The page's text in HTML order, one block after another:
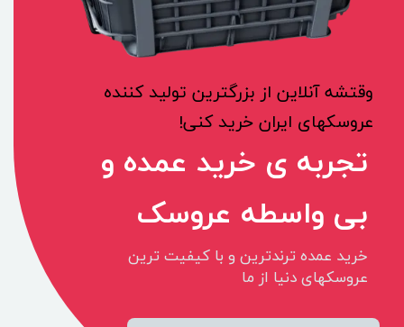
وقتشه آنلاین از بزرگترین تولید کننده
عروسکهای ایران خرید کنی!
تجربه ی خرید عمده و
بی واسطه عروسک
خرید عمده ترندترین و با کیفیت ترین
عروسکهای دنیا از ما